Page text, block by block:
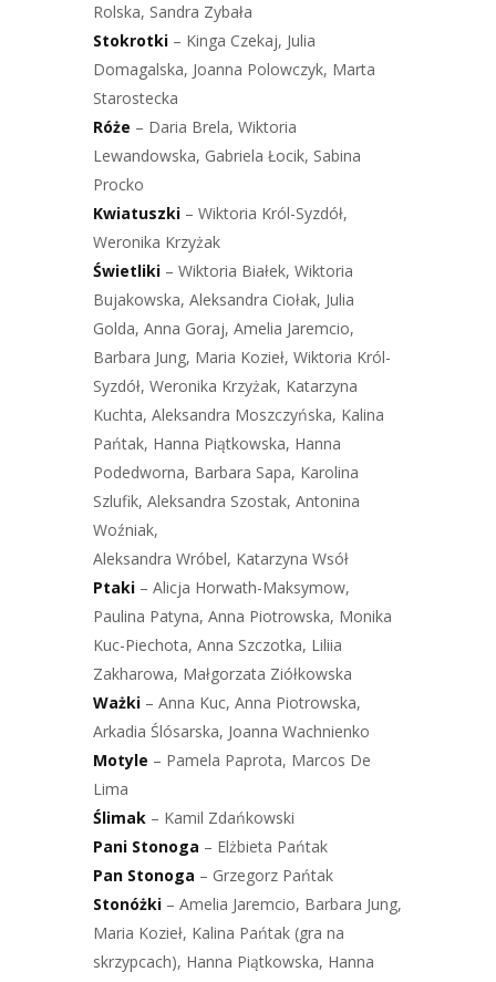
Rolska, Sandra Zybała
Stokrotki – Kinga Czekaj, Julia
Domagalska, Joanna Polowczyk, Marta
Starostecka
Róże – Daria Brela, Wiktoria
Lewandowska, Gabriela Łocik, Sabina
Procko
Kwiatuszki – Wiktoria Król-Syzdół,
Weronika Krzyżak
Świetliki – Wiktoria Białek, Wiktoria
Bujakowska, Aleksandra Ciołak, Julia
Golda, Anna Goraj, Amelia Jaremcio,
Barbara Jung, Maria Kozieł, Wiktoria Król-
Syzdół, Weronika Krzyżak, Katarzyna
Kuchta, Aleksandra Moszczyńska, Kalina
Pańtak, Hanna Piątkowska, Hanna
Podedworna, Barbara Sapa, Karolina
Szlufik, Aleksandra Szostak, Antonina
Woźniak,
Aleksandra Wróbel, Katarzyna Wsół
Ptaki – Alicja Horwath-Maksymow,
Paulina Patyna, Anna Piotrowska, Monika
Kuc-Piechota, Anna Szczotka, Liliia
Zakharowa, Małgorzata Ziółkowska
Ważki – Anna Kuc, Anna Piotrowska,
Arkadia Ślósarska, Joanna Wachnienko
Motyle – Pamela Paprota, Marcos De
Lima
Ślimak – Kamil Zdańkowski
Pani Stonoga – Elżbieta Pańtak
Pan Stonoga – Grzegorz Pańtak
Stonóżki – Amelia Jaremcio, Barbara Jung,
Maria Kozieł, Kalina Pańtak (gra na
skrzypcach), Hanna Piątkowska, Hanna